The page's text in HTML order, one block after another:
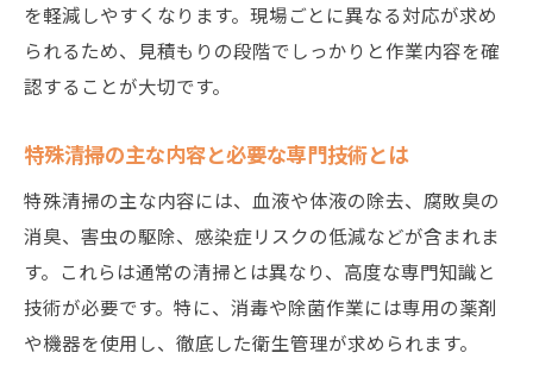
を軽減しやすくなります。現場ごとに異なる対応が求め
られるため、見積もりの段階でしっかりと作業内容を確
認することが大切です。
特殊清掃の主な内容と必要な専門技術とは
特殊清掃の主な内容には、血液や体液の除去、腐敗臭の
消臭、害虫の駆除、感染症リスクの低減などが含まれま
す。これらは通常の清掃とは異なり、高度な専門知識と
技術が必要です。特に、消毒や除菌作業には専用の薬剤
や機器を使用し、徹底した衛生管理が求められます。